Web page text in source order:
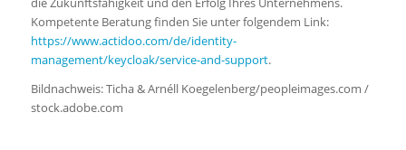
Kompetente Beratung finden Sie unter folgendem Link:
https://www.actidoo.com/de/identity-
management/keycloak/service-and-support.
Bildnachweis: Ticha & Arnéll Koegelenberg/peopleimages.com /
stock.adobe.com